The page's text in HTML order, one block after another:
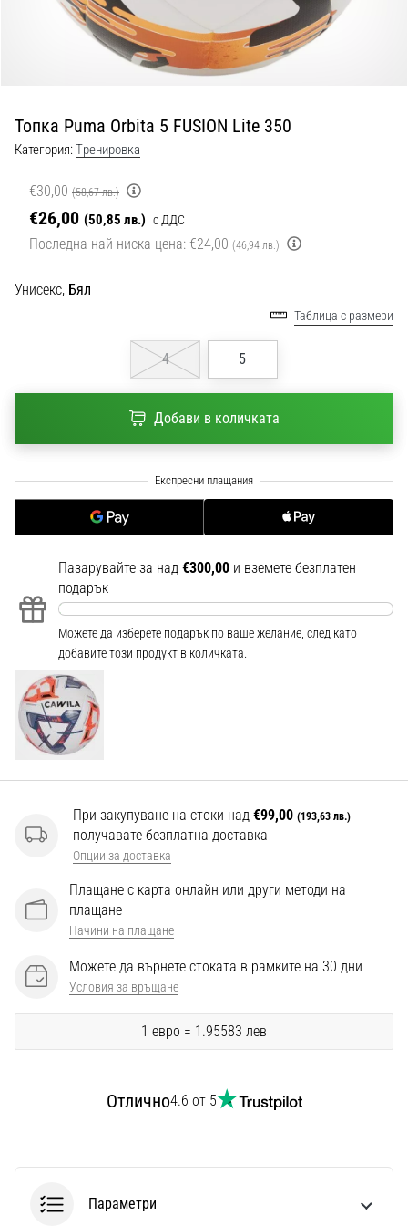
официални
Nike,
adidas
PUMA.
част
мач,
Nike
новите
футболни
Nike
Phantom
прецизност,
контрол
и
мощ
всяко
Перфектни
за
Покажи
всички
статии
Топка Puma Orbita 5 FUSION Lite 350
Категория:Tренировка
€30,00 (58,67 лв.)
€26,00 (50,85 лв.) с ДДС
Последна най-ниска цена: €24,00 (46,94 лв.)
Унисекс, Бял
Таблица с размери
4 5
Добави в количката
Пазарувайте за над €300,00 и вземете безплатен
подарък
Можете да изберете подарък по ваше желание, след като
добавите този продукт в количката.
При закупуване на стоки над €99,00 (193,63 лв.)
получавате безплатна доставка
Опции за доставка
Плащане с карта онлайн или други методи на
плащане
Начини на плащане
Можете да върнете стоката в рамките на 30 дни
Условия за връщане
1 евро = 1.95583 лев
Отлично4.6 от 5
Параметри